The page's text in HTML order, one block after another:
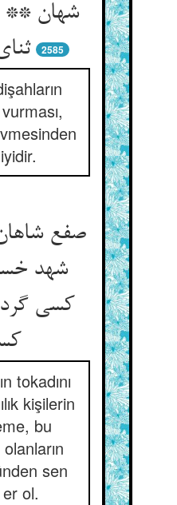
شهان **
2585
صفع
شهد
کسی
tokadını
kişilerin
bu
sen
ol.